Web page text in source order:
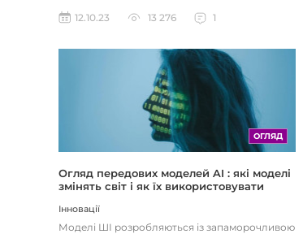
12.10.23
13 276 1
ОГЛЯД
Огляд передових моделей AI : які моделі
змінять світ і як їх використовувати
Інновації
Моделі ШІ розробляються із запаморочливою